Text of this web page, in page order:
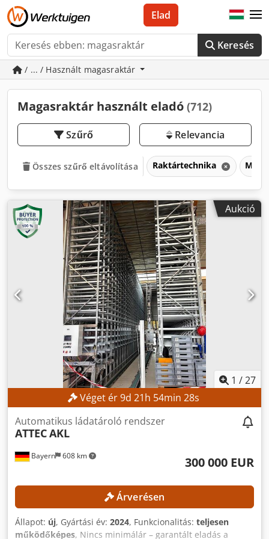
Keresés
Elad
/ ... / Használt magasraktár
Magasraktár használt eladó (712)
Szűrő Relevancia
Összes szűrő eltávolítása Raktártechnika
Aukció
1 /27
Véget ér9d 21h 54min 26s
Bayern 608 km
Automatikus ládatároló rendszer
ATTECAKL
300 000 EUR
Árverésen
Állapot: új, Gyártási év: 2024, Funkcionalitás: teljesen
működőképes, Nincs minimálár – garantált eladás a